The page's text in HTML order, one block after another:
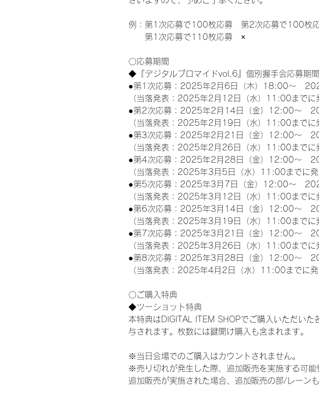
例：第1次応募で100枚応募　第2次応募で100枚
第1次応募で110枚応募　×
〇応募期間
◆『デジタルブロマイドvol.6』個別握手会応募期間
●第1次応募：2025年2月6日（木）18:00～　
（当落発表：2025年2月12日（水）11:00までに
●第2次応募：2025年2月14日（金）12:00～　
（当落発表：2025年2月19日（水）11:00までに
●第3次応募：2025年2月21日（金）12:00～　
（当落発表：2025年2月26日（水）11:00までに
●第4次応募：2025年2月28日（金）12:00～　
（当落発表：2025年3月5日（水）11:00までに発
●第5次応募：2025年3月7日（金）12:00～　
（当落発表：2025年3月12日（水）11:00までに
●第6次応募：2025年3月14日（金）12:00～　
（当落発表：2025年3月19日（水）11:00までに
●第7次応募：2025年3月21日（金）12:00～　
（当落発表：2025年3月26日（水）11:00までに
●第8次応募：2025年3月28日（金）12:00～　
（当落発表：2025年4月2日（水）11:00までに発
〇ご購入特典
◆ツーショット特典
本特典はDIGITAL ITEM SHOPでご購入いただい
与されます。枚数には鍵開け購入も含まれます。
※当日会場でのご購入はカウントされません。
※売り切れが発生した際、追加販売を実施する可能
追加販売が実施された場合、追加販売の部/レーン